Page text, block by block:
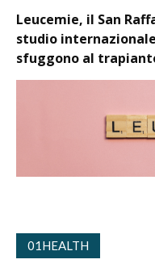
Leucemie, il San
studio
sfuggono al
01HEALTH